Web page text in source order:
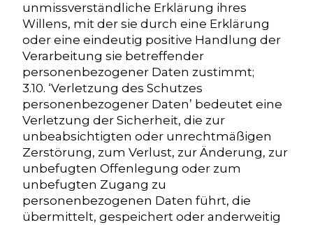
unmissverständliche Erklärung ihres
Willens, mit der sie durch eine Erklärung
oder eine eindeutig positive Handlung der
Verarbeitung sie betreffender
personenbezogener Daten zustimmt;
3.10. ‘Verletzung des Schutzes
personenbezogener Daten’ bedeutet eine
Verletzung der Sicherheit, die zur
unbeabsichtigten oder unrechtmäßigen
Zerstörung, zum Verlust, zur Änderung, zur
unbefugten Offenlegung oder zum
unbefugten Zugang zu
personenbezogenen Daten führt, die
übermittelt, gespeichert oder anderweitig